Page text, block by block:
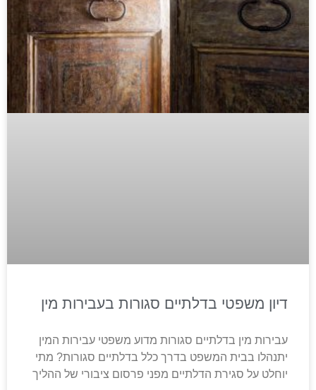
דיון משפטי בדלתיים סגורות בעבירות מין
עבירות מין בדלתיים סגורות מדוע משפטי עבירות המין
יתנהלו בבית המשפט בדרך כלל בדלתיים סגורות? מתי
יוחלט על סגירת הדלתיים מפני פרסום ציבורי של ההליך